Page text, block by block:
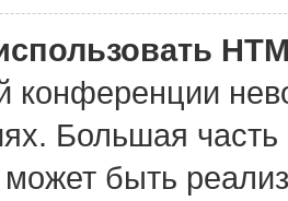
конференции
Большая
быть